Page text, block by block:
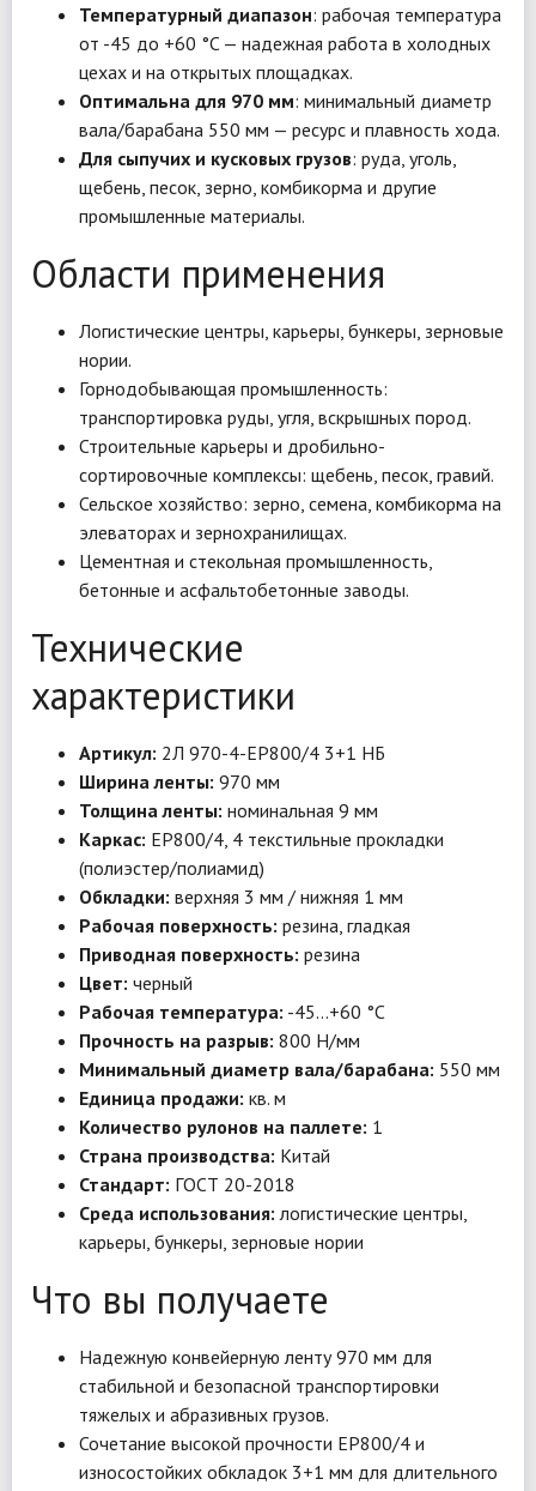
Температурный диапазон: рабочая температура
от -45 до +60 °C — надежная работа в холодных
цехах и на открытых площадках.
Оптимальна для 970 мм: минимальный диаметр
вала/барабана 550 мм — ресурс и плавность хода.
Для сыпучих и кусковых грузов: руда, уголь,
щебень, песок, зерно, комбикорма и другие
промышленные материалы.
Области применения
Логистические центры, карьеры, бункеры, зерновые
нории.
Горнодобывающая промышленность:
транспортировка руды, угля, вскрышных пород.
Строительные карьеры и дробильно-
сортировочные комплексы: щебень, песок, гравий.
Сельское хозяйство: зерно, семена, комбикорма на
элеваторах и зернохранилищах.
Цементная и стекольная промышленность,
бетонные и асфальтобетонные заводы.
Технические
характеристики
Артикул: 2Л 970-4-EP800/4 3+1 НБ
Ширина ленты: 970 мм
Толщина ленты: номинальная 9 мм
Каркас: EP800/4, 4 текстильные прокладки
(полиэстер/полиамид)
Обкладки: верхняя 3 мм / нижняя 1 мм
Рабочая поверхность: резина, гладкая
Приводная поверхность: резина
Цвет: черный
Рабочая температура: -45…+60 °C
Прочность на разрыв: 800 Н/мм
Минимальный диаметр вала/барабана: 550 мм
Единица продажи: кв. м
Количество рулонов на паллете: 1
Страна производства: Китай
Стандарт: ГОСТ 20-2018
Среда использования: логистические центры,
карьеры, бункеры, зерновые нории
Что вы получаете
Надежную конвейерную ленту 970 мм для
стабильной и безопасной транспортировки
тяжелых и абразивных грузов.
Сочетание высокой прочности EP800/4 и
износостойких обкладок 3+1 мм для длительного